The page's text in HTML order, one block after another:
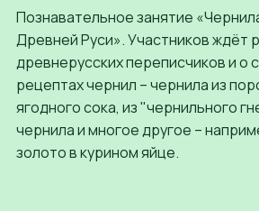
Познавательное занятие
Древней Руси». Участников ждёт
древнерусских переписчиков и о
рецептах чернил – чернила из
ягодного сока, из "чернильного
чернила и многое другое –
золото в курином яйце.